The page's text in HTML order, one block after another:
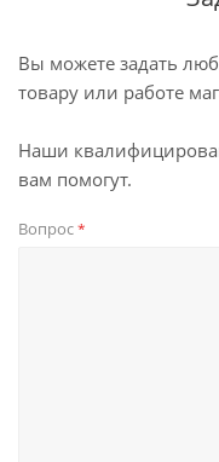
Вы можете задать
товару или работе
Наши
вам помогут.
Вопрос*